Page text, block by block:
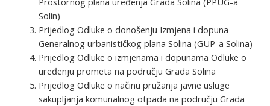
Solin)
Prijedlog Odluke o donošenju Izmjena i dopuna
Generalnog urbanističkog plana Solina (GUP-a Solina)
Prijedlog Odluke o izmjenama i dopunama Odluke o
uređenju prometa na području Grada Solina
Prijedlog Odluke o načinu pružanja javne usluge
sakupljanja komunalnog otpada na području Grada